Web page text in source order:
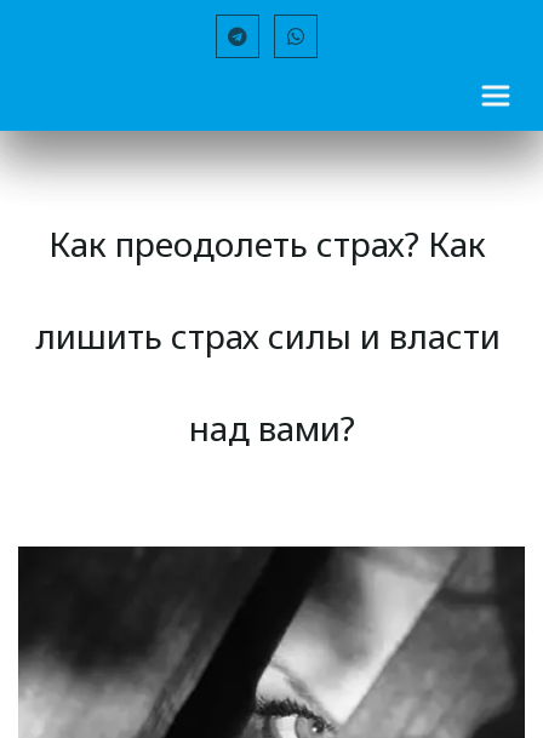
Как преодолеть страх? Как
лишить страх силы и власти
над вами?